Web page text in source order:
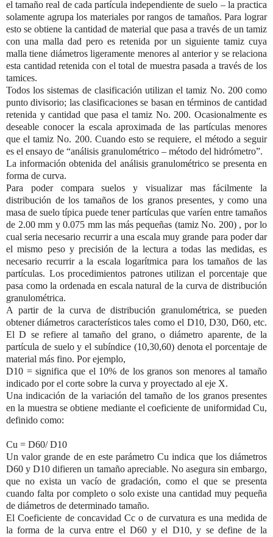
el tamaño real de cada partícula independiente de suelo – la practica
solamente agrupa los materiales por rangos de tamaños. Para lograr
esto se obtiene la cantidad de material que pasa a través de un tamiz
con una malla dad pero es retenida por un siguiente tamiz cuya
malla tiene diámetros ligeramente menores al anterior y se relaciona
esta cantidad retenida con el total de muestra pasada a través de los
tamices.
Todos los sistemas de clasificación utilizan el tamiz No. 200 como
punto divisorio; las clasificaciones se basan en términos de cantidad
retenida y cantidad que pasa el tamiz No. 200. Ocasionalmente es
deseable conocer la escala aproximada de las partículas menores
que el tamiz No. 200. Cuando esto se requiere, el método a seguir
es el ensayo de “análisis granulométrico – método del hidrómetro”.
La información obtenida del análisis granulométrico se presenta en
forma de curva.
Para poder compara suelos y visualizar mas fácilmente la
distribución de los tamaños de los granos presentes, y como una
masa de suelo típica puede tener partículas que varíen entre tamaños
de 2.00 mm y 0.075 mmlas más pequeñas (tamiz No. 200) , por lo
cual seria necesario recurrir a una escala muy grande para poder dar
el mismo peso y precisión de la lectura a todas las medidas, es
necesario recurrir a la escala logarítmica para los tamaños de las
partículas. Los procedimientos patrones utilizan el porcentaje que
pasa como la ordenada en escala natural de la curva de distribución
granulométrica.
A partir de la curva de distribución granulométrica, se pueden
obtener diámetros característicos tales como el D10,D30, D60,etc.
El D se refiere al tamaño del grano, o diámetro aparente, de la
partícula de suelo y el subíndice (10,30,60) denota el porcentaje de
material más fino. Por ejemplo,
D10 = significa que el 10% de los granos son menores al tamaño
indicado por el corte sobre la curva y proyectado al eje X.
Una indicación de la variación del tamaño de los granos presentes
en la muestra se obtiene mediante el coeficiente de uniformidad Cu,
definido como:
Cu = D60/ D10
Un valor grande de en este parámetro Cu indica que los diámetros
D60 y D10 difieren un tamaño apreciable. No asegura sin embargo,
que no exista un vacío de gradación, como el que se presenta
cuando falta por completo o solo existe una cantidad muy pequeña
de diámetros de determinado tamaño.
El Coeficiente de concavidad Cc o de curvatura es una medida de
la forma de la curva entre el D60 y el D10, y se define de la